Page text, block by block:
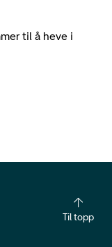
til å heve i
Til topp